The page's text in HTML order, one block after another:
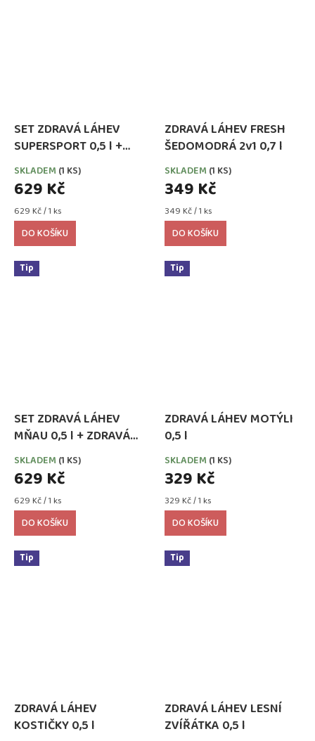
SET ZDRAVÁ LÁHEV
SUPERSPORT 0,5 l +
ZDRAVÁ SVÁČA 900 ml
SKLADEM (1 KS)
629 Kč
Měrná
cena:
629 Kč / 1 ks
DO KOŠÍKU
ZDRAVÁ LÁHEV FRESH
ŠEDOMODRÁ 2v1 0,7 l
SKLADEM (1 KS)
349 Kč
Měrná
cena:
349 Kč / 1 ks
DO KOŠÍKU
Tip
SET ZDRAVÁ LÁHEV
MŇAU 0,5 l + ZDRAVÁ
SVÁČA 900 ml
SKLADEM (1 KS)
629 Kč
Měrná
cena:
629 Kč / 1 ks
DO KOŠÍKU
Tip
ZDRAVÁ LÁHEV MOTÝLI
0,5 l
SKLADEM (1 KS)
329 Kč
Měrná
cena:
329 Kč / 1 ks
DO KOŠÍKU
Tip
ZDRAVÁ LÁHEV
KOSTIČKY 0,5 l
Tip
ZDRAVÁ LÁHEV LESNÍ
ZVÍŘÁTKA 0,5 l